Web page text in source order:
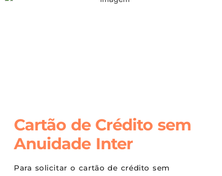
Cartão de Crédito sem
Anuidade Inter
Para solicitar o cartão de crédito sem